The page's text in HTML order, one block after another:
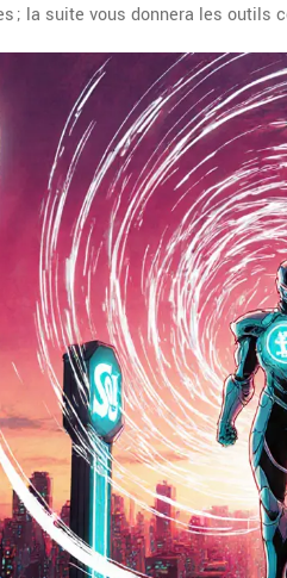
; la suite vous donnera les outils